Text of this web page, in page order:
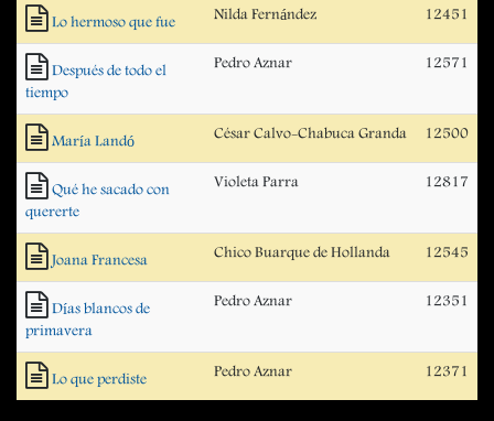
Lo hermoso que fue Nilda Fernández 12451
Después de todo el
tiempo
Pedro Aznar 12571
María Landó César Calvo-Chabuca Granda 12500
Qué he sacado con
quererte
Violeta Parra 12817
Joana Francesa Chico Buarque de Hollanda 12545
Días blancos de
primavera
Pedro Aznar 12351
Lo que perdiste Pedro Aznar 12371